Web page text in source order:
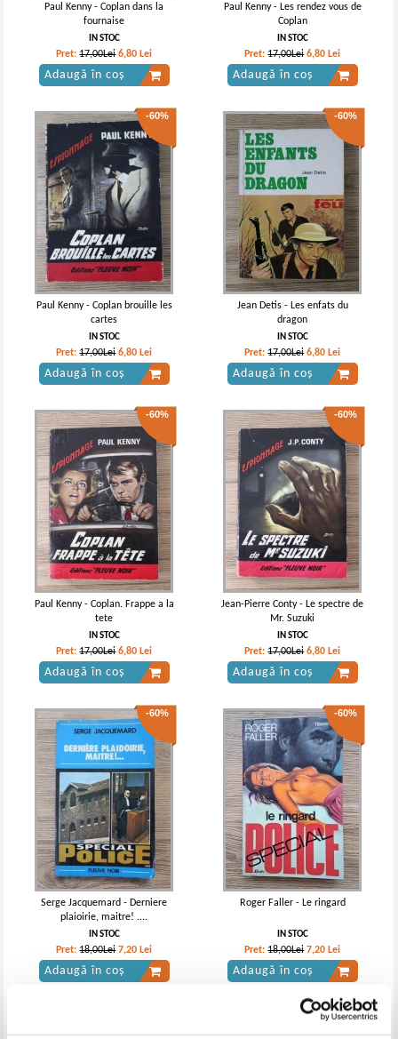
Paul Kenny - Coplan dans la
fournaise
IN STOC
Pret:17,00Lei 6,80 Lei
Adaugă în coș
Paul Kenny - Les rendez vous de
Coplan
IN STOC
Pret:17,00Lei 6,80 Lei
Adaugă în coș
-60%
Paul Kenny - Coplan brouille les
cartes
IN STOC
Pret:17,00Lei 6,80 Lei
Adaugă în coș
-60%
Jean Detis - Les enfats du
dragon
IN STOC
Pret:17,00Lei 6,80 Lei
Adaugă în coș
-60%
Paul Kenny - Coplan. Frappe a la
tete
IN STOC
Pret:17,00Lei 6,80 Lei
Adaugă în coș
-60%
Jean-Pierre Conty - Le spectre de
Mr. Suzuki
IN STOC
Pret:17,00Lei 6,80 Lei
Adaugă în coș
-60%
Serge Jacquemard - Derniere
plaioirie, maitre! ....
IN STOC
Pret:18,00Lei 7,20 Lei
Adaugă în coș
-60%
Roger Faller - Le ringard
IN STOC
Pret:18,00Lei 7,20 Lei
Adaugă în coș
-60%